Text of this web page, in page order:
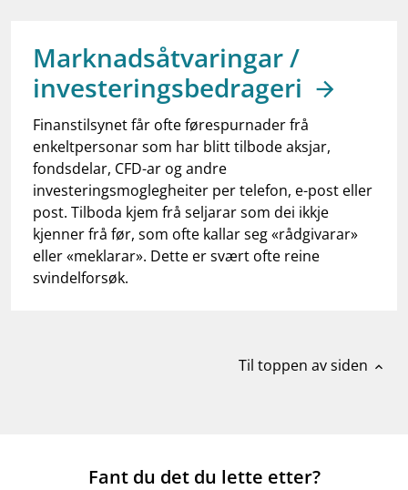
dashboardInformasjon for investorer
notifications_noneAbonner på nyhetsvarsel
Marknadsåtvaringar /
investeringsbedrageri
Finanstilsynet får ofte førespurnader frå
enkeltpersonar som har blitt tilbode aksjar,
fondsdelar, CFD-ar og andre
investeringsmoglegheiter per telefon, e-post eller
post. Tilboda kjem frå seljarar som dei ikkje
kjenner frå før, som ofte kallar seg «rådgivarar»
eller «meklarar». Dette er svært ofte reine
svindelforsøk.
Til toppen av siden expand_less
Fant du det du lette etter?